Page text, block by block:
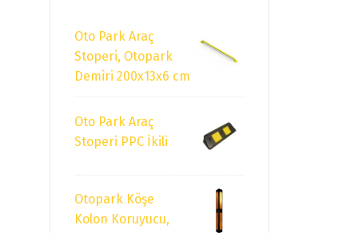
Oto Park Araç
Stoperi, Otopark
Demiri 200x13x6 cm
Oto Park Araç
Stoperi PPC İkili
Otopark Köşe
Kolon Koruyucu,